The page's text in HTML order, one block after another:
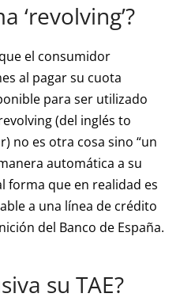
‘revolving’?
el consumidor
al pagar su cuota
para ser utilizado
(del inglés to
no es otra cosa sino “un
automática a su
forma que en realidad es
a una línea de crédito
del Banco de España.
su TAE?